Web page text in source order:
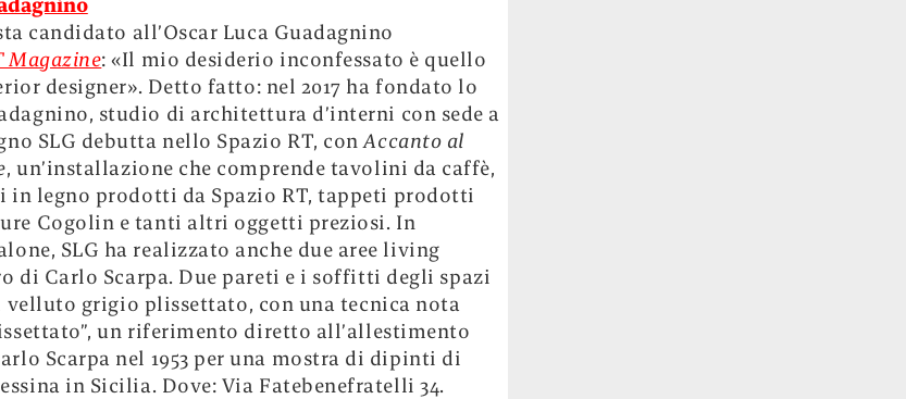
candidato all’Oscar Luca Guadagnino
Magazine: «Il mio desiderio inconfessato è quello
designer». Detto fatto: nel 2017 ha fondato lo
studio di architettura d’interni con sede a
SLG debutta nello Spazio RT, conAccanto al
, un’installazione che comprende tavolini da caffè,
in legno prodotti da Spazio RT, tappeti prodotti
Cogolin e tanti altri oggetti preziosi. In
SLG ha realizzato anche due aree living
di Carlo Scarpa. Due pareti e i soffitti degli spazi
grigio plissettato, con una tecnica nota
un riferimento diretto all’allestimento
Scarpa nel 1953 per una mostra di dipinti di
in Sicilia. Dove: Via Fatebenefratelli 34.